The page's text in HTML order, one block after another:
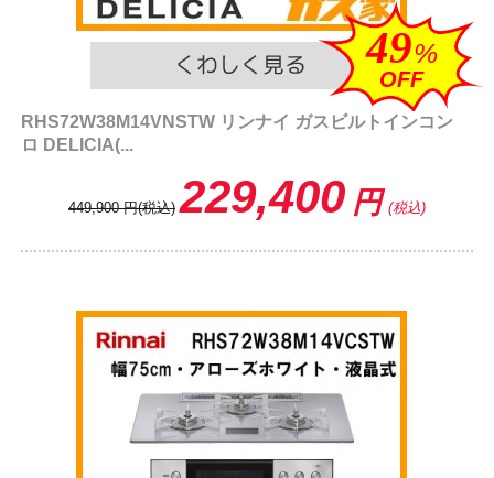
49%
OFF
RHS72W38M14VNSTW リンナイ ガスビルトインコン
ロ DELICIA(...
449,900 円(税込) 229,400 円 (税込)